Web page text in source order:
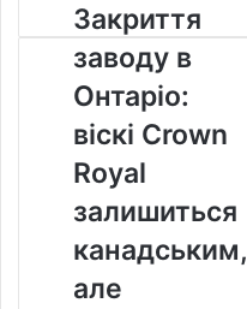
Закриття
заводу
в
Онтаріо:
віскі
Crown
Royal
залишиться
канадським,
частково
«переїде»
Закриття
заводу в
Онтаріо:
віскі Crown
Royal
залишиться
канадським,
але